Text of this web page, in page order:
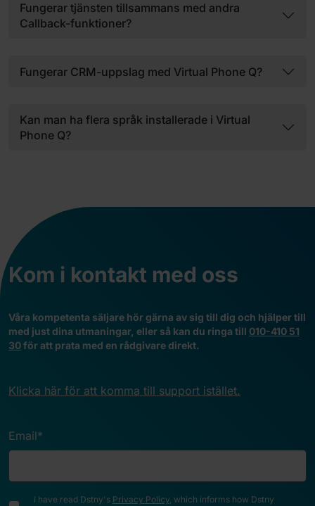
Fungerar tjänsten tillsammans med andra
Callback-funktioner?
Fungerar CRM-uppslag med Virtual Phone Q?
Kan man ha flera språk installerade i Virtual
Phone Q?
Kom i kontakt med oss
Våra kompetenta säljare hör gärna av sig till dig och hjälper till
med just dina utmaningar, eller så kan du ringa till 010-410 51
30för att prata med en rådgivare direkt.
Klicka här för att komma till support istället.
Email*
I have read Dstny's Privacy Policy, which informs how Dstny